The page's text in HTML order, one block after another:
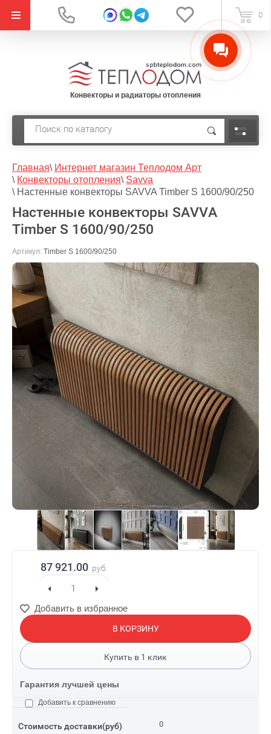
0
Конвекторы и радиаторы отопления
Главная\ Интернет магазин Теплодом Арт
\ Конвекторы отопления\ Savva
\ Настенные конвекторы SAVVA Timber S 1600/90/250
Настенные конвекторы SAVVA
Timber S 1600/90/250
Артикул: Timber S 1600/90/250
Под заказ
Добавить в избранное
87 921.00 руб.
В КОРЗИНУ
Купить в 1 клик
Гарантия лучшей цены
Стоимость доставки(руб) 0
Добавить к сравнению